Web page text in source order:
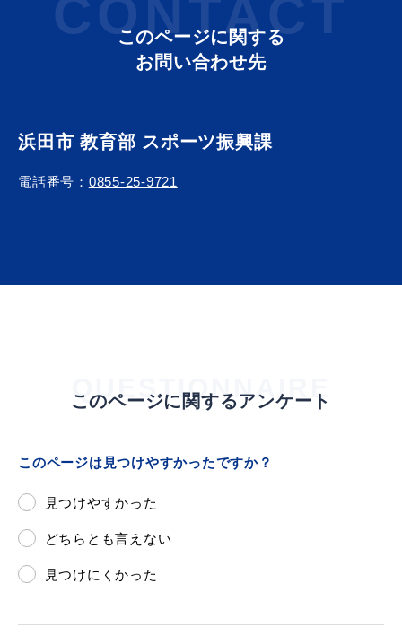
浜田市観光協会ポータルサイト「はまナビ」
移住・出会い応援（はまだ暮らし）
ご案内
CONTACT
このページに関する
お問い合わせ先
浜田市 教育部 スポーツ振興課
電話番号： 0855-25-9721
QUESTIONNAIRE
このページに関するアンケート
このページは見つけやすかったですか？
見つけやすかった
どちらとも言えない
見つけにくかった